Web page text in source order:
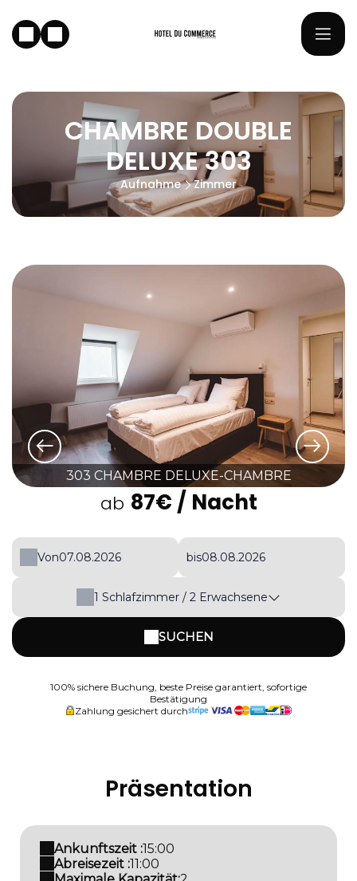
CHAMBRE DOUBLE
DELUXE 303
Aufnahme Zimmer
303 CHAMBRE DELUXE-CHAMBRE
ab 87€ / Nacht
Von bis
1 Schlafzimmer / 2 Erwachsene
SUCHEN
100% sichere Buchung, beste Preise garantiert, sofortige
Bestätigung
Zahlung gesichert durch
Präsentation
Ankunftszeit :15:00
Abreisezeit :11:00